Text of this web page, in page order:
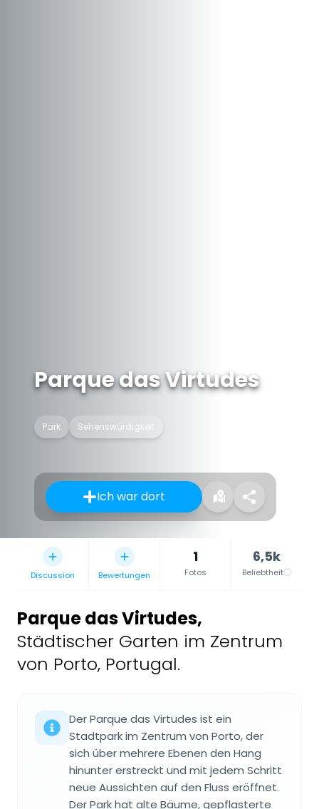
Parque das Virtudes
Park Sehenswürdigkeit
Ich war dort
Discussion Bewertungen
1
Fotos
6,5k
Beliebtheit
Parque das Virtudes,
Städtischer Garten im Zentrum
von Porto, Portugal.
Der Parque das Virtudes ist ein
Stadtpark im Zentrum von Porto, der
sich über mehrere Ebenen den Hang
hinunter erstreckt und mit jedem Schritt
neue Aussichten auf den Fluss eröffnet.
Der Park hat alte Bäume, gepflasterte